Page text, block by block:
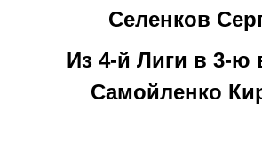
Селенков
Из 4-й Лиги в 3-
Самойленко